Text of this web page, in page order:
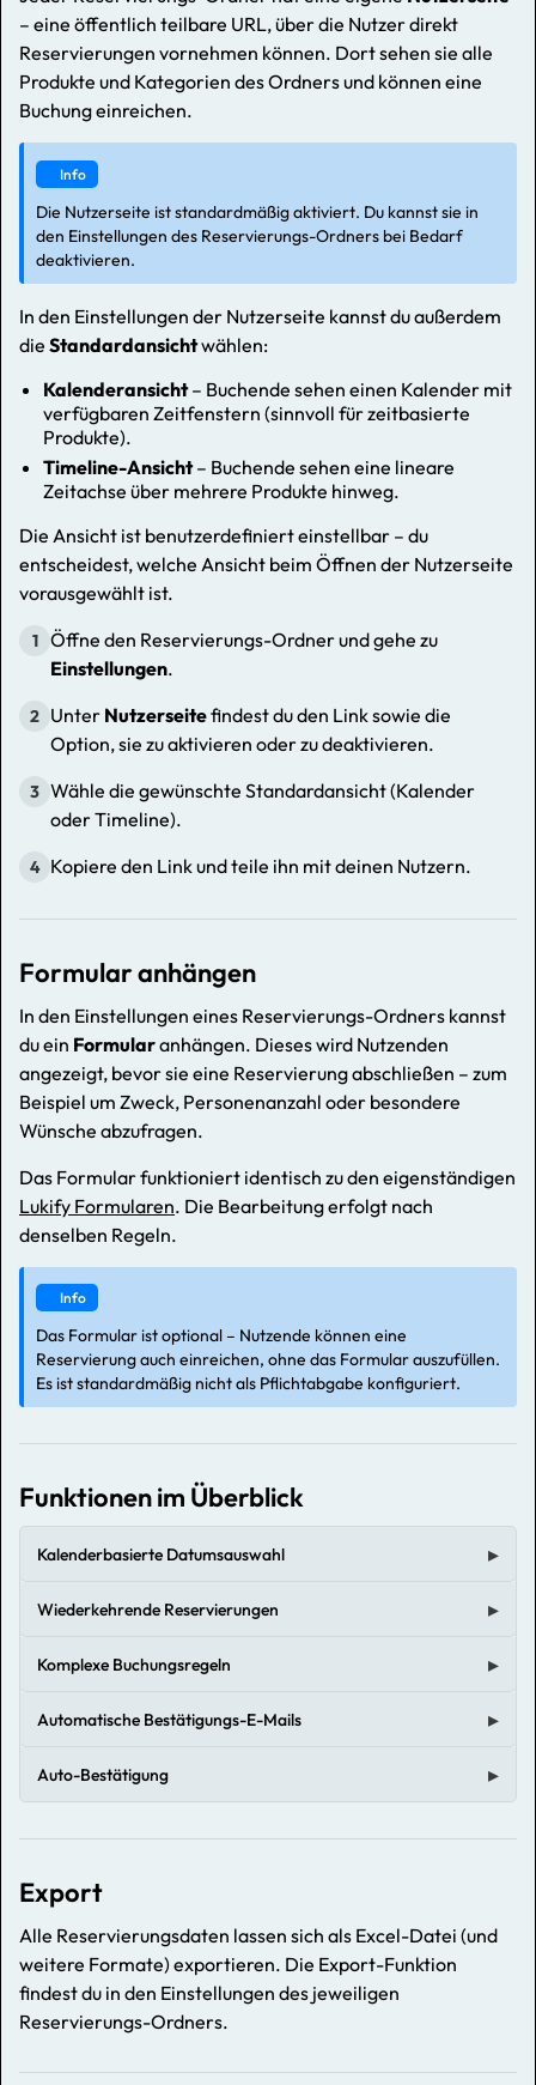
– eine öffentlich teilbare URL, über die Nutzer direkt
Reservierungen vornehmen können. Dort sehen sie alle
Produkte und Kategorien des Ordners und können eine
Buchung einreichen.
Info
Die Nutzerseite ist standardmäßig aktiviert. Du kannst sie in
den Einstellungen des Reservierungs-Ordners bei Bedarf
deaktivieren.
In den Einstellungen der Nutzerseite kannst du außerdem
die Standardansichtwählen:
Kalenderansicht– Buchende sehen einen Kalender mit
verfügbaren Zeitfenstern (sinnvoll für zeitbasierte
Produkte).
Timeline-Ansicht– Buchende sehen eine lineare
Zeitachse über mehrere Produkte hinweg.
Die Ansicht ist benutzerdefiniert einstellbar – du
entscheidest, welche Ansicht beim Öffnen der Nutzerseite
vorausgewählt ist.
1 Öffne den Reservierungs-Ordner und gehe zu
Einstellungen.
2 Unter Nutzerseitefindest du den Link sowie die
Option, sie zu aktivieren oder zu deaktivieren.
3 Wähle die gewünschte Standardansicht (Kalender
oder Timeline).
4 Kopiere den Link und teile ihn mit deinen Nutzern.
Formular anhängen
In den Einstellungen eines Reservierungs-Ordners kannst
du ein Formularanhängen. Dieses wird Nutzenden
angezeigt, bevor sie eine Reservierung abschließen – zum
Beispiel um Zweck, Personenanzahl oder besondere
Wünsche abzufragen.
Das Formular funktioniert identisch zu den eigenständigen
Lukify Formularen. Die Bearbeitung erfolgt nach
denselben Regeln.
Info
Das Formular ist optional – Nutzende können eine
Reservierung auch einreichen, ohne das Formular auszufüllen.
Es ist standardmäßig nicht als Pflichtabgabe konfiguriert.
Funktionen im Überblick
Kalenderbasierte Datumsauswahl
Wiederkehrende Reservierungen
Komplexe Buchungsregeln
Automatische Bestätigungs-E-Mails
Auto-Bestätigung
Export
Alle Reservierungsdaten lassen sich als Excel-Datei (und
weitere Formate) exportieren. Die Export-Funktion
findest du in den Einstellungen des jeweiligen
Reservierungs-Ordners.